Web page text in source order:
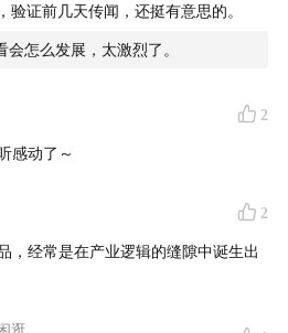
影巨辩5min
验证前几天传闻，还挺有意思的。
会怎么发展，太激烈了。
2
感动了～
2
，经常是在产业逻辑的缝隙中诞生出
逛